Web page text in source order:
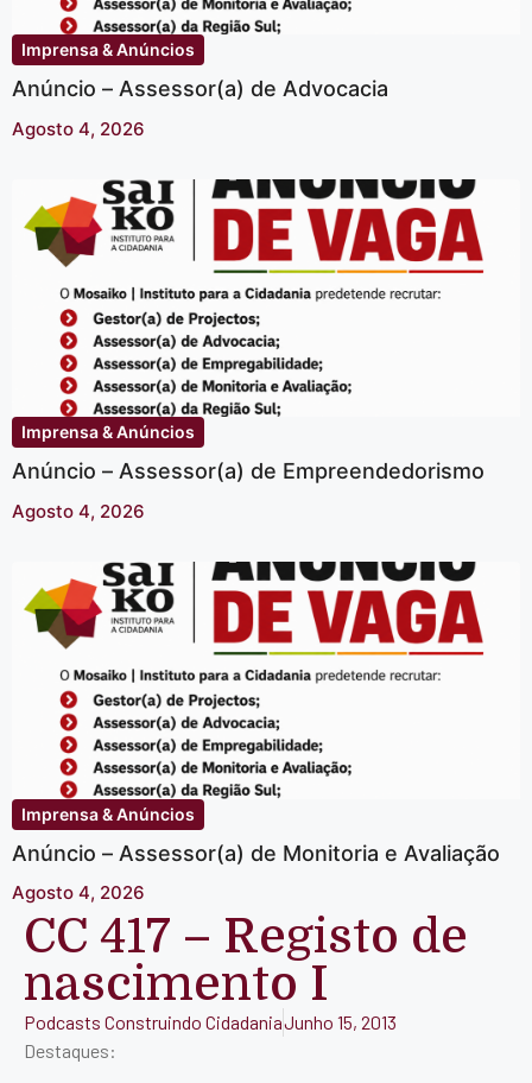
Imprensa & Anúncios
Anúncio – Assessor(a) de Advocacia
Agosto 4, 2026
Imprensa & Anúncios
Anúncio – Assessor(a) de Empreendedorismo
Agosto 4, 2026
Imprensa & Anúncios
Anúncio – Assessor(a) de Monitoria e Avaliação
Agosto 4, 2026
CC 417 – Registo de
nascimento I
Podcasts Construindo CidadaniaJunho 15, 2013
Destaques: